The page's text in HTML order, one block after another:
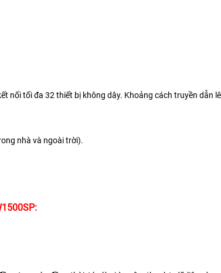
nối tối đa 32 thiết bị không dây. Khoảng cách truyền dẫn
nhà và ngoài trời).